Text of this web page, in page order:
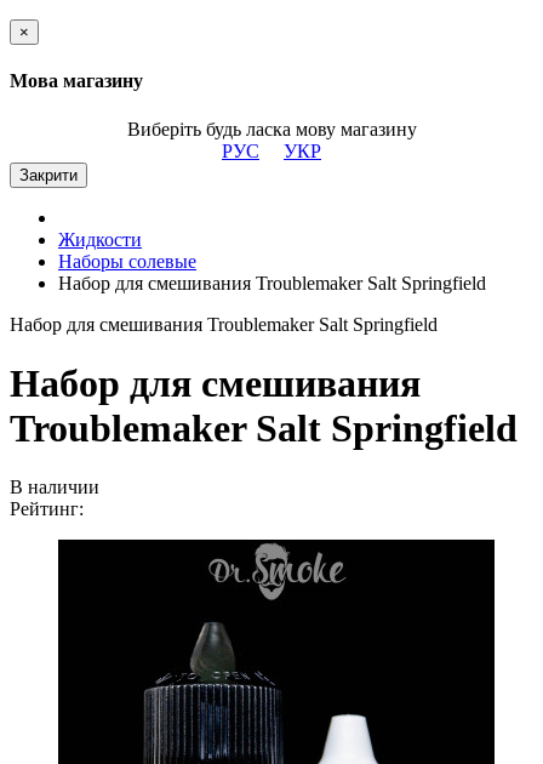
×
Мова магазину
Виберіть будь ласка мову магазину
РУС
УКР
Закрити
Жидкости
Наборы солевые
Набор для смешивания Troublemaker Salt Springfield
Набор для смешивания Troublemaker Salt Springfield
Набор для смешивания
Troublemaker Salt Springfield
В наличии
Рейтинг: